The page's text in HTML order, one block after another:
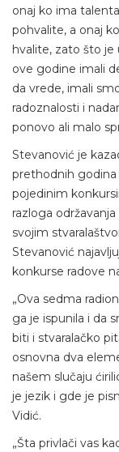
onaj ko ima
pohvalite, a onaj
hvalite, zato što je
ove godine imali
da vrede, imali
radoznalosti i
ponovo ali malo
Stevanović je
prethodnih
pojedinim
razloga
svojim
Stevanović
konkurse radove
„Ova sedma
ga je ispunila i da
biti i stvaralačko
osnovna dva
našem slučaju
je jezik i gde je
Vidić.
„Šta privlači vas